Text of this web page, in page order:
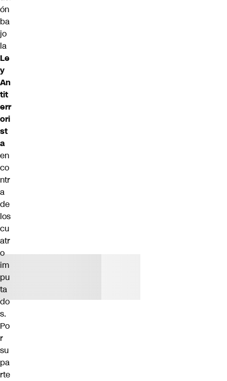
ón
ba
jo
la
Le
y
An
tit
err
ori
st
a
en
co
ntr
a
de
los
cu
atr
o
im
pu
ta
do
s.
Po
r
su
pa
rte